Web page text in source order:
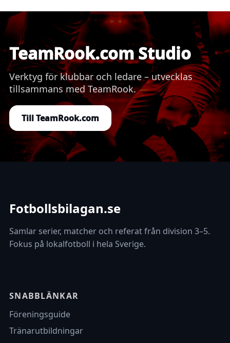
TeamRook.com Studio
Verktyg för klubbar och ledare – utvecklas
tillsammans med TeamRook.
Till TeamRook.com
Fotbollsbilagan.se
Samlar serier, matcher och referat från division 3–5.
Fokus på lokalfotboll i hela Sverige.
SNABBLÄNKAR
Föreningsguide
Tränarutbildningar